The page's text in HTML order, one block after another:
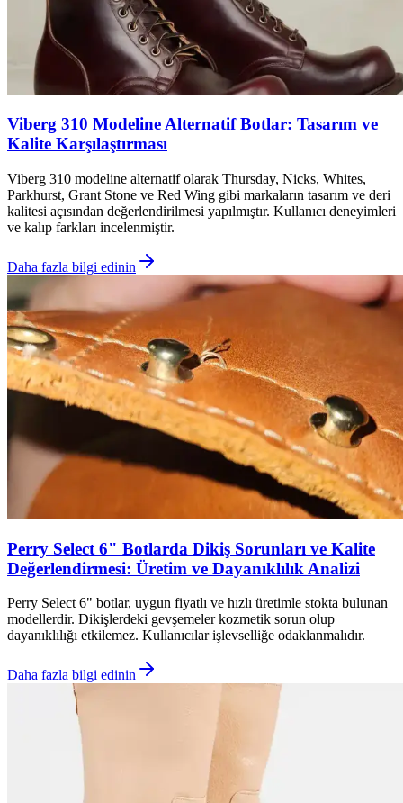
Viberg 310 Modeline Alternatif Botlar: Tasarım ve
Kalite Karşılaştırması
Viberg 310 modeline alternatif olarak Thursday, Nicks, Whites,
Parkhurst, Grant Stone ve Red Wing gibi markaların tasarım ve deri
kalitesi açısından değerlendirilmesi yapılmıştır. Kullanıcı deneyimleri
ve kalıp farkları incelenmiştir.
Daha fazla bilgi edinin
Perry Select 6" Botlarda Dikiş Sorunları ve Kalite
Değerlendirmesi: Üretim ve Dayanıklılık Analizi
Perry Select 6" botlar, uygun fiyatlı ve hızlı üretimle stokta bulunan
modellerdir. Dikişlerdeki gevşemeler kozmetik sorun olup
dayanıklılığı etkilemez. Kullanıcılar işlevselliğe odaklanmalıdır.
Daha fazla bilgi edinin